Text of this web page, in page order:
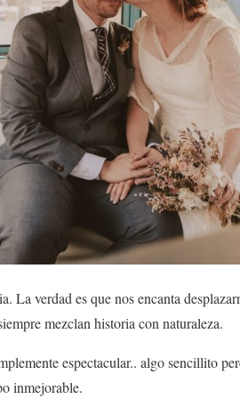
La verdad es que nos encanta
mezclan historia con naturaleza.
espectacular.. algo sencillito
inmejorable.